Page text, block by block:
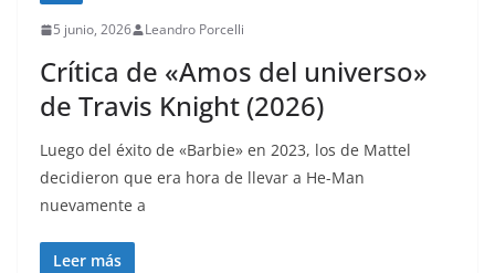
5 junio, 2026 Leandro Porcelli
Crítica de «Amos del universo»
de Travis Knight (2026)
Luego del éxito de «Barbie» en 2023, los de Mattel
decidieron que era hora de llevar a He-Man
nuevamente a
Leer más